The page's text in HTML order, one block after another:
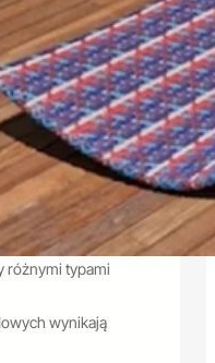
różnymi typami
wynikają